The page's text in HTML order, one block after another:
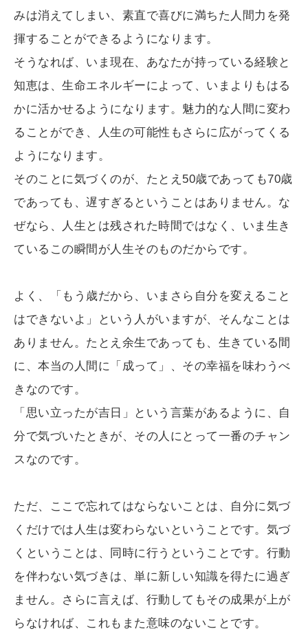
みは消えてしまい、素直で喜びに満ちた人間力を発
揮することができるようになります。
そうなれば、いま現在、あなたが持っている経験と
知恵は、生命エネルギーによって、いまよりもはる
かに活かせるようになります。魅力的な人間に変わ
ることができ、人生の可能性もさらに広がってくる
ようになります。
そのことに気づくのが、たとえ50歳であっても70歳
であっても、遅すぎるということはありません。な
ぜなら、人生とは残された時間ではなく、いま生き
ているこの瞬間が人生そのものだからです。
よく、「もう歳だから、いまさら自分を変えること
はできないよ」という人がいますが、そんなことは
ありません。たとえ余生であっても、生きている間
に、本当の人間に「成って」、その幸福を味わうべ
きなのです。
「思い立ったが吉日」という言葉があるように、自
分で気づいたときが、その人にとって一番のチャン
スなのです。
ただ、ここで忘れてはならないことは、自分に気づ
くだけでは人生は変わらないということです。気づ
くということは、同時に行うということです。行動
を伴わない気づきは、単に新しい知識を得たに過ぎ
ません。さらに言えば、行動してもその成果が上が
らなければ、これもまた意味のないことです。